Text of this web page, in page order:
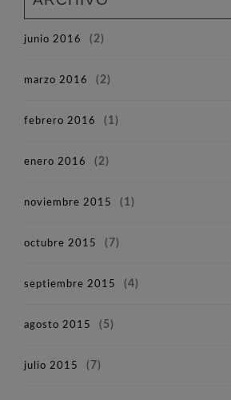
junio 2016 (2)
marzo 2016 (2)
febrero 2016 (1)
enero 2016 (2)
noviembre 2015 (1)
octubre 2015 (7)
septiembre 2015 (4)
agosto 2015 (5)
julio 2015 (7)